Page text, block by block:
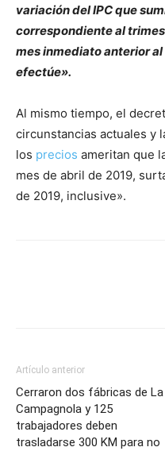
variación del IPC que
correspondiente al
mes inmediato anterior
efectúe».
Al mismo tiempo, el
circunstancias actuales y
los precios ameritan que
mes de abril de 2019,
de 2019, inclusive».
Artículo anterior
Cerraron dos fábricas de La
Campagnola y 125
trabajadores deben
trasladarse 300 KM para no